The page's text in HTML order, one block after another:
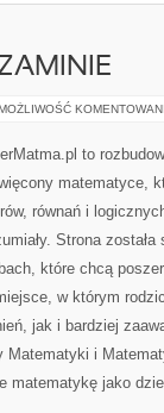
to
matematyce,
równań i
Strona
które chcą
w którym
jak i bardziej
i
matematykę jako